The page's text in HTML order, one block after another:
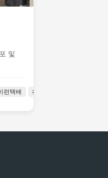
외직구배송
및
런택배 #한인택배추천